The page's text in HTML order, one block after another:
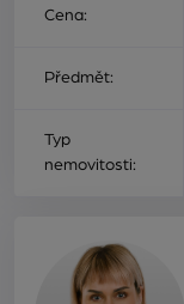
Cena:
Předmět:
Typ
nemovitosti: